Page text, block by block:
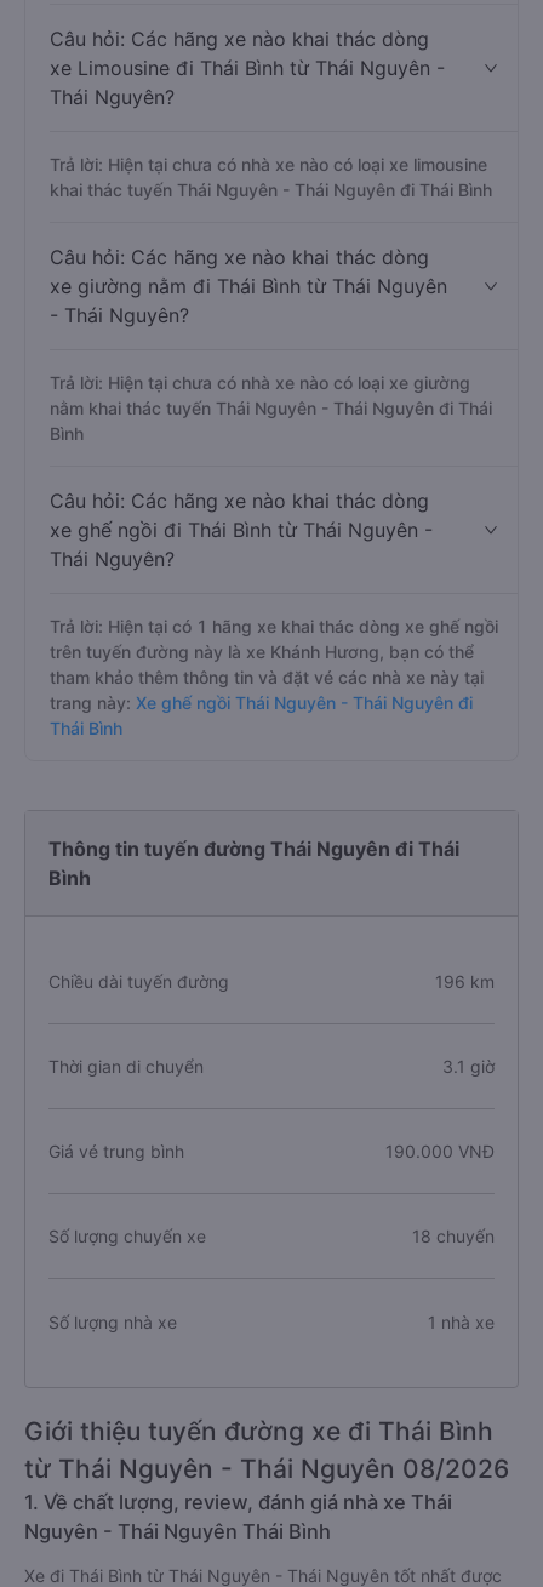
Câu hỏi: Các hãng xe nào khai thác dòng
xe Limousine đi Thái Bình từ Thái Nguyên -
Thái Nguyên?
Trả lời: Hiện tại chưa có nhà xe nào có loại xe limousine
khai thác tuyến Thái Nguyên - Thái Nguyên đi Thái Bình
Câu hỏi: Các hãng xe nào khai thác dòng
xe giường nằm đi Thái Bình từ Thái Nguyên
- Thái Nguyên?
Trả lời: Hiện tại chưa có nhà xe nào có loại xe giường
nằm khai thác tuyến Thái Nguyên - Thái Nguyên đi Thái
Bình
Câu hỏi: Các hãng xe nào khai thác dòng
xe ghế ngồi đi Thái Bình từ Thái Nguyên -
Thái Nguyên?
Trả lời: Hiện tại có 1 hãng xe khai thác dòng xe ghế ngồi
trên tuyến đường này là xe Khánh Hương, bạn có thể
tham khảo thêm thông tin và đặt vé các nhà xe này tại
trang này: Xe ghế ngồi Thái Nguyên - Thái Nguyên đi
Thái Bình
Thông tin tuyến đường Thái Nguyên đi Thái
Bình
Chiều dài tuyến đường 196 km
Thời gian di chuyển 3.1 giờ
Giá vé trung bình 190.000 VNĐ
Số lượng chuyến xe 18 chuyến
Số lượng nhà xe 1 nhà xe
Giới thiệu tuyến đường xe đi Thái Bình
từ Thái Nguyên - Thái Nguyên 08/2026
1. Về chất lượng, review, đánh giá nhà xe Thái
Nguyên - Thái Nguyên Thái Bình
Xe đi Thái Bình từ Thái Nguyên - Thái Nguyên tốt nhất được